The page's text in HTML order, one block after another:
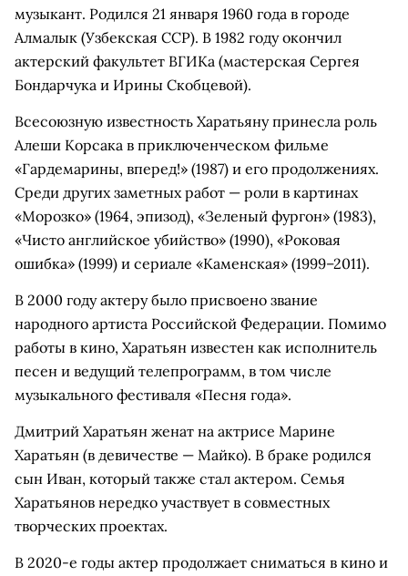
музыкант. Родился 21 января 1960 года в городе
Алмалык (Узбекская ССР). В 1982 году окончил
актерский факультет ВГИКа (мастерская Сергея
Бондарчука и Ирины Скобцевой).
Всесоюзную известность Харатьяну принесла роль
Алеши Корсака в приключенческом фильме
«Гардемарины, вперед!» (1987) и его продолжениях.
Среди других заметных работ — роли в картинах
«Морозко» (1964, эпизод), «Зеленый фургон» (1983),
«Чисто английское убийство» (1990), «Роковая
ошибка» (1999) и сериале «Каменская» (1999–2011).
В 2000 году актеру было присвоено звание
народного артиста Российской Федерации. Помимо
работы в кино, Харатьян известен как исполнитель
песен и ведущий телепрограмм, в том числе
музыкального фестиваля «Песня года».
Дмитрий Харатьян женат на актрисе Марине
Харатьян (в девичестве — Майко). В браке родился
сын Иван, который также стал актером. Семья
Харатьянов нередко участвует в совместных
творческих проектах.
В 2020-е годы актер продолжает сниматься в кино и